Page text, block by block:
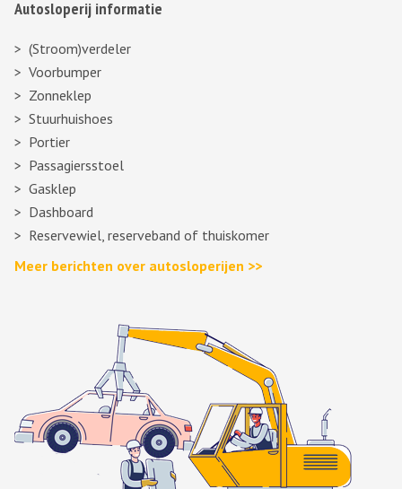
Autosloperij informatie
(Stroom)verdeler
Voorbumper
Zonneklep
Stuurhuishoes
Portier
Passagiersstoel
Gasklep
Dashboard
Reservewiel, reserveband of thuiskomer
Meer berichten over autosloperijen >>